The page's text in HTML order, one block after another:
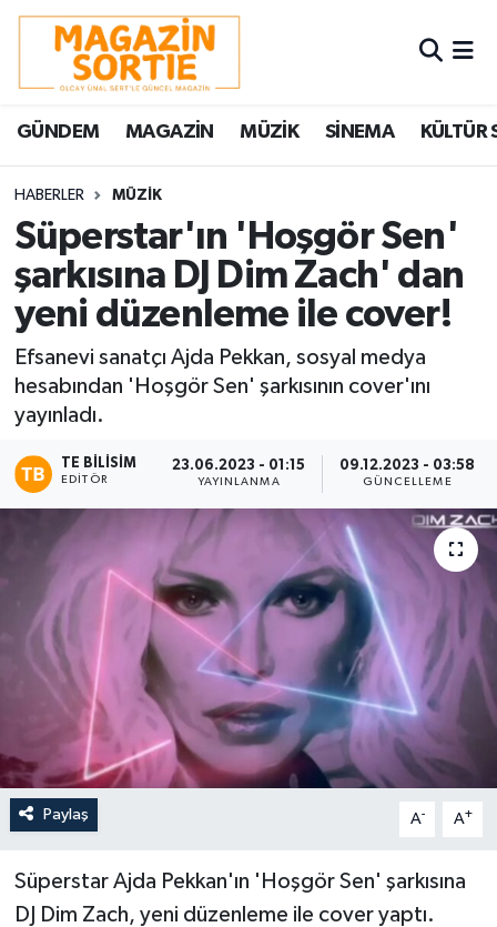
GÜNDEM MAGAZİN MÜZİK SİNEMA KÜLTÜR
HABERLER MÜZİK
Süperstar'ın 'Hoşgör Sen'
şarkısına DJ Dim Zach' dan
yeni düzenleme ile cover!
Efsanevi sanatçı Ajda Pekkan, sosyal medya
hesabından 'Hoşgör Sen' şarkısının cover'ını
yayınladı.
TE BILISIM
EDITÖR
23.06.2023 - 01:15
YAYINLANMA
09.12.2023 - 03:58
GÜNCELLEME
Paylaş A- A+
Süperstar Ajda Pekkan'ın 'Hoşgör Sen' şarkısına
DJ Dim Zach, yeni düzenleme ile cover yaptı.
Nöbetçi Eczaneler
Hava Durumu
Trafik Durumu
Süper Lig Puan Durumu ve Fikstür
Tüm Manşetler
Son Dakika Haberleri
Haber Arşivi